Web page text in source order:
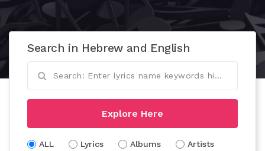
Search in Hebrew and English
Explore Here
ALL Lyrics Albums Artists